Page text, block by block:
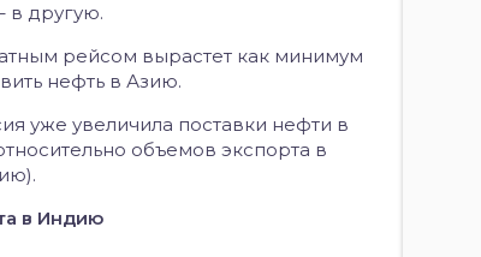
в другую.
рейсом вырастет как минимум
нефть в Азию.
уже увеличила поставки нефти в
объемов экспорта в
в Индию